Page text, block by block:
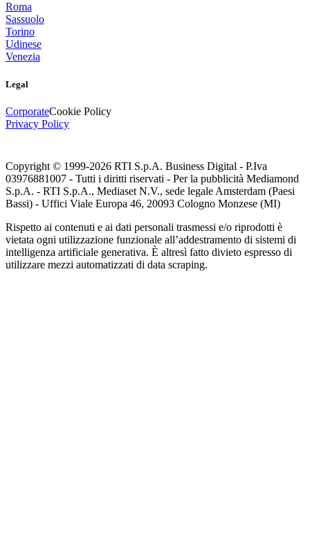
Roma
Sassuolo
Torino
Udinese
Venezia
Legal
CorporateCookie Policy
Privacy Policy
Copyright © 1999-2026 RTI S.p.A. Business Digital - P.Iva
03976881007 - Tutti i diritti riservati - Per la pubblicità Mediamond
S.p.A. - RTI S.p.A., Mediaset N.V., sede legale Amsterdam (Paesi
Bassi) - Uffici Viale Europa 46, 20093 Cologno Monzese (MI)
Rispetto ai contenuti e ai dati personali trasmessi e/o riprodotti è
vietata ogni utilizzazione funzionale all’addestramento di sistemi di
intelligenza artificiale generativa. È altresì fatto divieto espresso di
utilizzare mezzi automatizzati di data scraping.